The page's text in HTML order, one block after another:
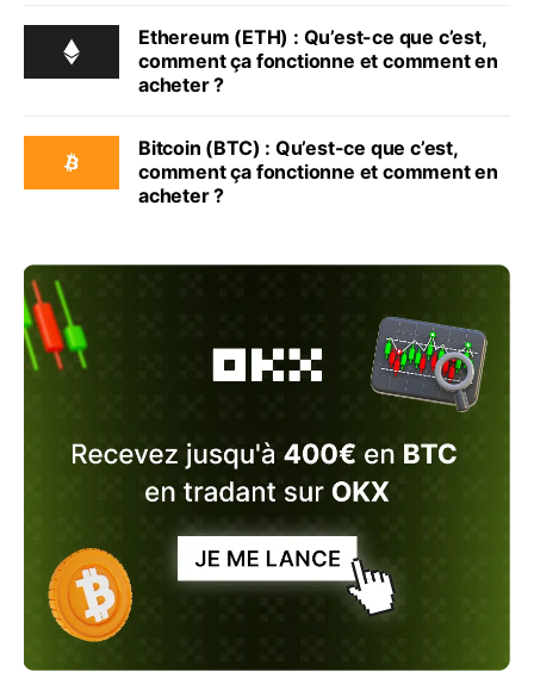
Ethereum (ETH) : Qu’est-ce que c’est,
comment ça fonctionne et comment en
acheter ?
Bitcoin (BTC) : Qu’est-ce que c’est,
comment ça fonctionne et comment en
acheter ?